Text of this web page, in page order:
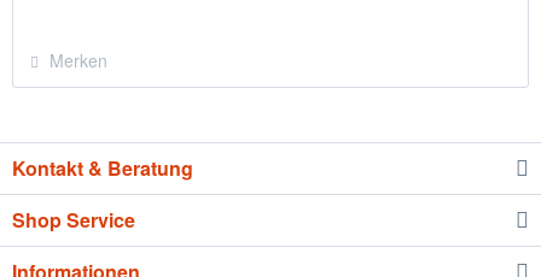
Merken
Kontakt & Beratung
Shop Service
Informationen